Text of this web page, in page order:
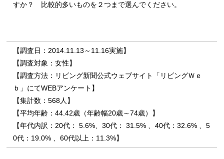
すか？ 比較的多いものを２つまで選んでください。
【調査日：2014.11.13～11.16実施】
【調査対象：女性】
【調査方法：リビング新聞公式ウェブサイト「リビングＷｅ
ｂ」にてWEBアンケート】
【集計数：568人】
【平均年齢：44.42歳（年齢幅20歳～74歳）】
【年代内訳：20代： 5.6%、30代： 31.5% 、40代：32.6% 、5
0代：19.0% 、60代以上：11.3%】